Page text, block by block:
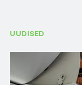
UUDISED